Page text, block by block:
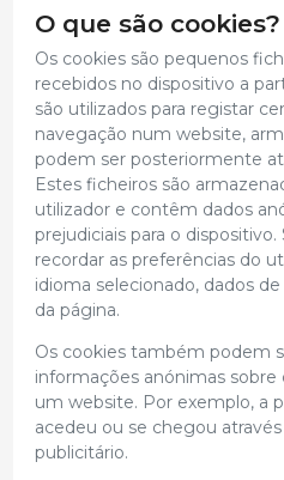
O que são cookies?
Os cookies são pequenos
recebidos no dispositivo a
são utilizados para registar
navegação num website,
podem ser posteriormente
Estes ficheiros são
utilizador e contêm dados
prejudiciais para o dispositivo.
recordar as preferências do
idioma selecionado, dados
da página.
Os cookies também podem
informações anónimas
um website. Por exemplo, a
acedeu ou se chegou
publicitário.